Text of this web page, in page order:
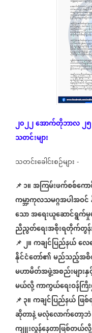
၂၀၂၂အောက်တိုဘာလ၂၅
သတင်းများ
သတင်းခေါင်းစဉ်များ -
📌 ၁။အကြမ်းဖက်စစ်ကေ
ကမ္ဘာ့ကုလသမဂ္ဂအပါအဝင်
သောအရေးယူဆောင်ရွက်မှုမ
ညီညွတ်ရေးအစိုးရတိုက်တွန်
📌၂။ကချင်ပြည်နယ်လေ
နိုင်ငံတော်၏မည်သည့်အစိ
မဟာမိတ်အဖွဲ့အစည်းမျာ
မယ်လို့ကာကွယ်ရေးဝန်ကြီ
📌၃။ကချင်ပြည်နယ်ဖြ
ဆိုတာနဲ့မလုံလောက်တော့ဘဲ
ကျူးလွန်နေတာဖြစ်တယ်လို့